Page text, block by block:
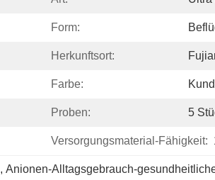
Form:
Herkunftsort:
Farbe:
Proben: 5
Versorgungsmaterial-Fähigkeit:
, Anionen-Alltagsgebrauch-